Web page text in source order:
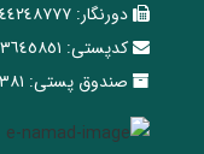
دورنگار: ٤٤٢٤٨٧٧٧
کدپستی:
صندوق پستی: